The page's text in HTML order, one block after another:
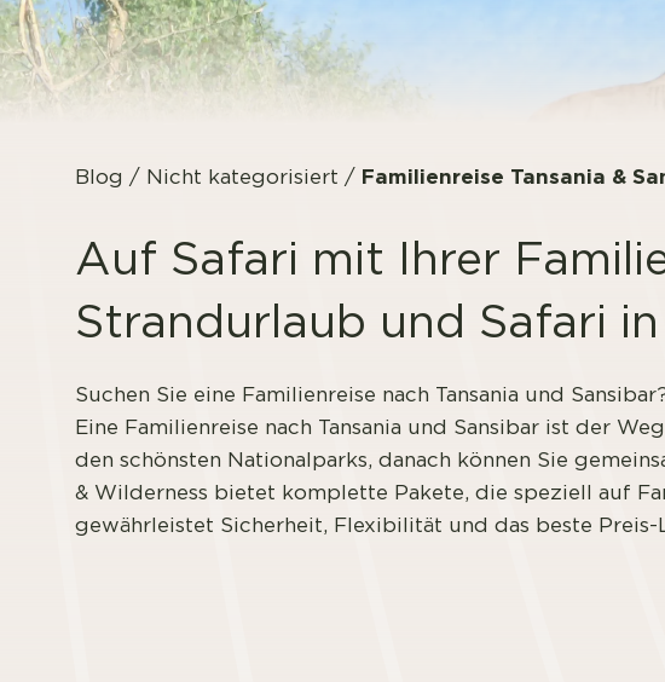
Blog / Nicht kategorisiert / Familienreise Tansania &
Auf Safari mit Ihrer
Strandurlaub und Safari in
Suchen Sie eine Familienreise nach Tansania und
Eine Familienreise nach Tansania und Sansibar ist der
den schönsten Nationalparks, danach können Sie
& Wilderness bietet komplette Pakete, die speziell auf
gewährleistet Sicherheit, Flexibilität und das beste Preis-